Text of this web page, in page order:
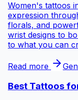
Women's tattoos
expression
florals, and
wrist designs to
to what you can
Read more
Best Tattoos